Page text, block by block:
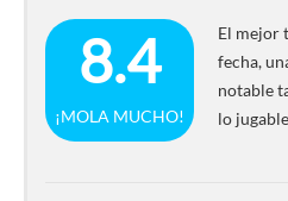
8.4
¡MOLA MUCHO!
El mejor
fecha,
notable
lo jugable